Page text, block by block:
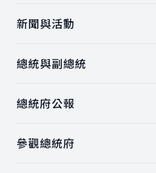
新聞與活動
總統與副總統
總統府公報
參觀總統府